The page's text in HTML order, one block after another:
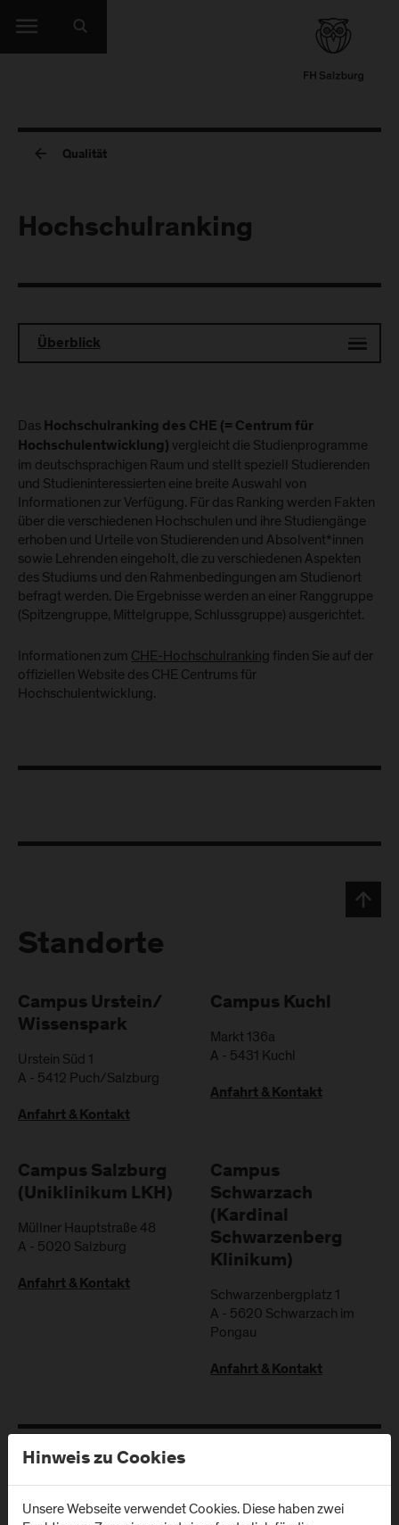
Qualität
Hochschulranking
Überblick
Das Hochschulranking des CHE (= Centrum für
Hochschulentwicklung) vergleicht die Studienprogramme
im deutschsprachigen Raum und stellt speziell Studierenden
und Studieninteressierten eine breite Auswahl von
Informationen zur Verfügung. Für das Ranking werden Fakten
über die verschiedenen Hochschulen und ihre Studiengänge
erhoben und Urteile von Studierenden und Absolvent*innen
sowie Lehrenden eingeholt, die zu verschiedenen Aspekten
des Studiums und den Rahmenbedingungen am Studienort
befragt werden. Die Ergebnisse werden an einer Ranggruppe
(Spitzengruppe, Mittelgruppe, Schlussgruppe) ausgerichtet.
Informationen zum CHE-Hochschulranking finden Sie auf der
offiziellen Website des CHE Centrums für
Hochschulentwicklung.
Standorte
Campus Urstein/
Wissenspark
Urstein Süd 1
A - 5412 Puch/Salzburg
Anfahrt & Kontakt
Campus Kuchl
Markt 136a
A - 5431 Kuchl
Anfahrt & Kontakt
Campus Salzburg
(Uniklinikum LKH)
Müllner Hauptstraße 48
A - 5020 Salzburg
Anfahrt & Kontakt
Campus
Schwarzach
(Kardinal
Schwarzenberg
Klinikum)
Schwarzenbergplatz 1
A - 5620 Schwarzach im
Pongau
Anfahrt & Kontakt
Newsletter
Hinweis zu Cookies
Unsere Webseite verwendet Cookies. Diese haben zwei